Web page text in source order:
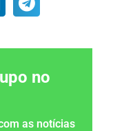
no
as notícias